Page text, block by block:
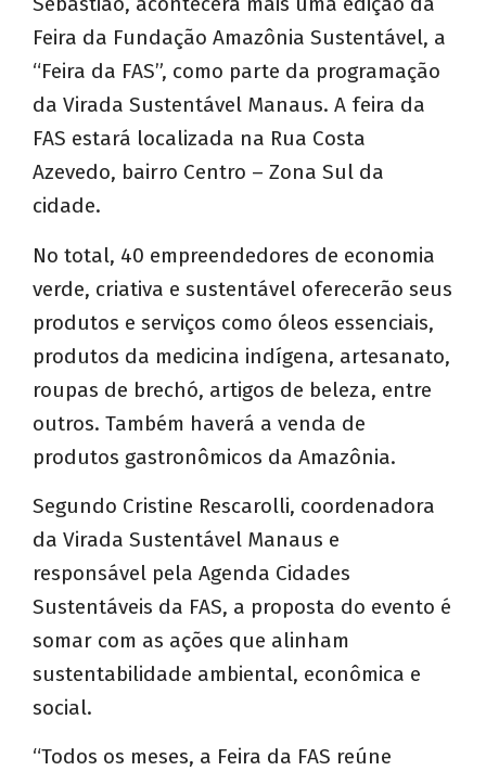
Feira da Fundação Amazônia Sustentável, a
“Feira da FAS”, como parte da programação
da Virada Sustentável Manaus. A feira da
FAS estará localizada na Rua Costa
Azevedo, bairro Centro – Zona Sul da
cidade.
No total, 40 empreendedores de economia
verde, criativa e sustentável oferecerão seus
produtos e serviços como óleos essenciais,
produtos da medicina indígena, artesanato,
roupas de brechó, artigos de beleza, entre
outros. Também haverá a venda de
produtos gastronômicos da Amazônia.
Segundo Cristine Rescarolli, coordenadora
da Virada Sustentável Manaus e
responsável pela Agenda Cidades
Sustentáveis da FAS, a proposta do evento é
somar com as ações que alinham
sustentabilidade ambiental, econômica e
social.
“Todos os meses, a Feira da FAS reúne